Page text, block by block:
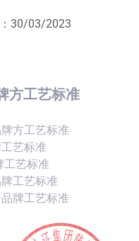
30/03/2023
方工艺标准
方工艺标准
艺标准
工艺标准
工艺标准
牌工艺标准